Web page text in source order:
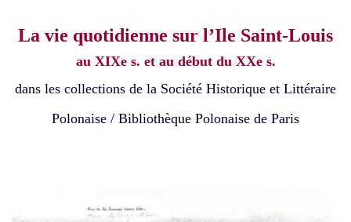
La vie quotidienne sur l’Ile Saint-Louis
au XIXe s. et au début du XXe s.
dans les collections de la Société Historique et Littéraire
Polonaise / Bibliothèque Polonaise de Paris